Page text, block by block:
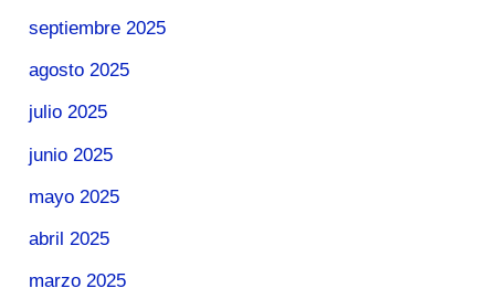
septiembre 2025
agosto 2025
julio 2025
junio 2025
mayo 2025
abril 2025
marzo 2025